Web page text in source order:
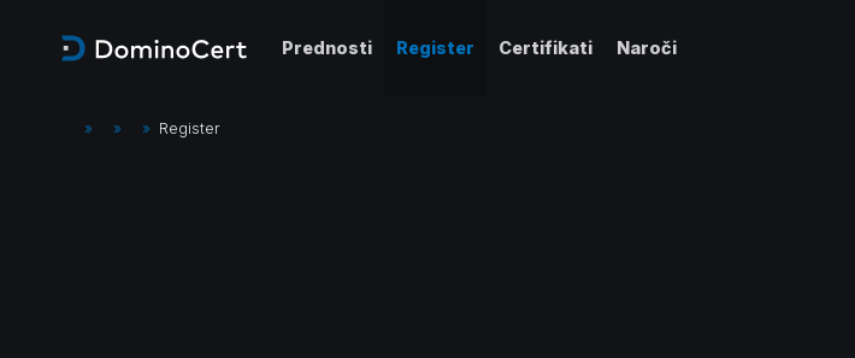
Prednosti Register Certifikati Naroči
» » » Register